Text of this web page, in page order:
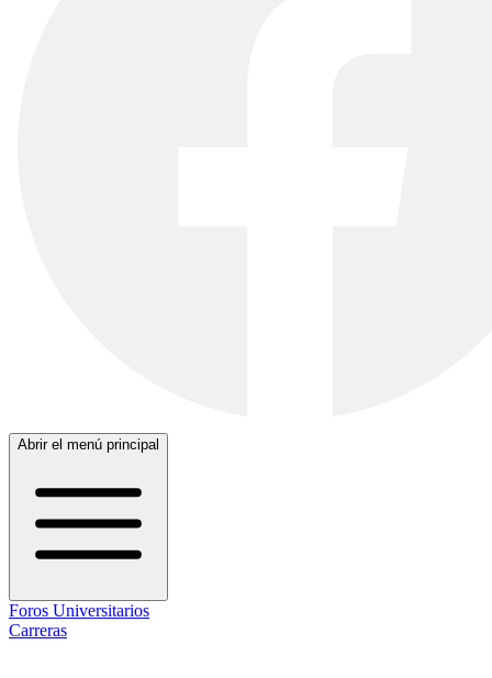
Abrir el menú principal
Foros Universitarios
Carreras